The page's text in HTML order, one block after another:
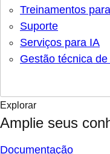
Treinamentos
Suporte
Serviços para IA
Gestão técnica
Explorar
Amplie seus
Documentação